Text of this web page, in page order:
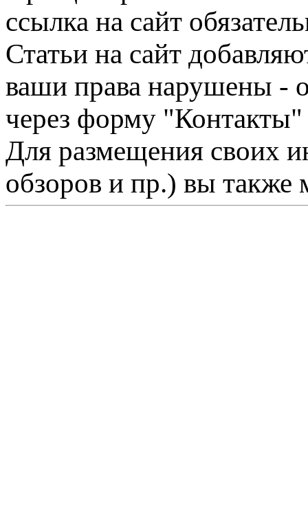
ссылка на сайт
Статьи на сайт
ваши права нарушены -
через форму "Контакты"
Для размещения своих
обзоров и пр.) вы также